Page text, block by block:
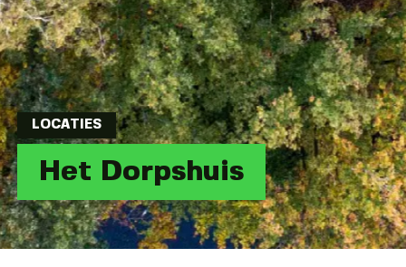
LOCATIES
Het Dorpshuis